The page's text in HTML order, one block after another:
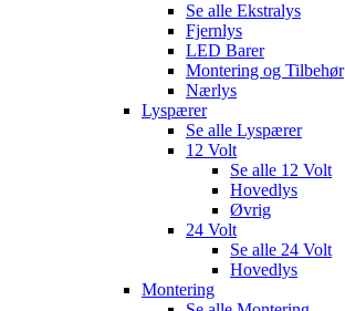
Se alle Ekstralys
Fjernlys
LED Barer
Montering og Tilbehør
Nærlys
Lyspærer
Se alle Lyspærer
12 Volt
Se alle 12 Volt
Hovedlys
Øvrig
24 Volt
Se alle 24 Volt
Hovedlys
Montering